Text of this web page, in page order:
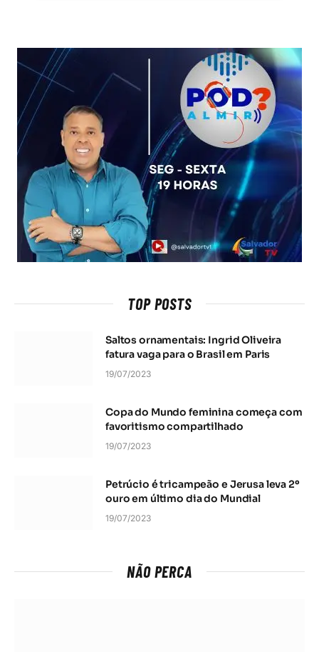
TOP POSTS
Saltos ornamentais: Ingrid Oliveira
fatura vaga para o Brasil em Paris
19/07/2023
Copa do Mundo feminina começa com
favoritismo compartilhado
19/07/2023
Petrúcio é tricampeão e Jerusa leva 2º
ouro em último dia do Mundial
19/07/2023
NÃO PERCA